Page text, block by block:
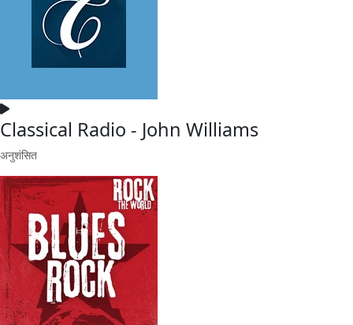
Classical Radio - John Williams
अनुशंसित